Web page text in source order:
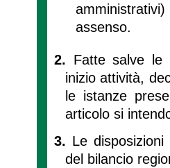
assenso.
2. Fatte salve le
inizio attività,
le istanze
articolo si
3. Le
del bilancio